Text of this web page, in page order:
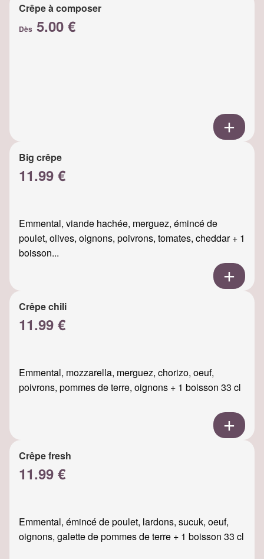
Crêpe à composer
Dès 5.00 €
Big crêpe
11.99 €
Emmental, viande hachée, merguez, émincé de
poulet, olives, oignons, poivrons, tomates, cheddar + 1
boisson...
Crêpe chili
11.99 €
Emmental, mozzarella, merguez, chorizo, oeuf,
poivrons, pommes de terre, oignons + 1 boisson 33 cl
Crêpe fresh
11.99 €
Emmental, émincé de poulet, lardons, sucuk, oeuf,
oignons, galette de pommes de terre + 1 boisson 33 cl